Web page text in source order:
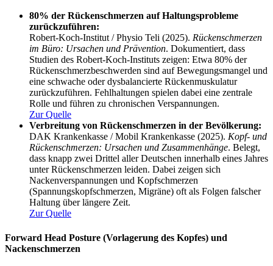
80% der Rückenschmerzen auf Haltungsprobleme
zurückzuführen:
Robert-Koch-Institut / Physio Teli (2025). Rückenschmerzen
im Büro: Ursachen und Prävention. Dokumentiert, dass
Studien des Robert-Koch-Instituts zeigen: Etwa 80% der
Rückenschmerzbeschwerden sind auf Bewegungsmangel und
eine schwache oder dysbalancierte Rückenmuskulatur
zurückzuführen. Fehlhaltungen spielen dabei eine zentrale
Rolle und führen zu chronischen Verspannungen.
Zur Quelle
Verbreitung von Rückenschmerzen in der Bevölkerung:
DAK Krankenkasse / Mobil Krankenkasse (2025). Kopf- und
Rückenschmerzen: Ursachen und Zusammenhänge. Belegt,
dass knapp zwei Drittel aller Deutschen innerhalb eines Jahres
unter Rückenschmerzen leiden. Dabei zeigen sich
Nackenverspannungen und Kopfschmerzen
(Spannungskopfschmerzen, Migräne) oft als Folgen falscher
Haltung über längere Zeit.
Zur Quelle
Forward Head Posture (Vorlagerung des Kopfes) und
Nackenschmerzen